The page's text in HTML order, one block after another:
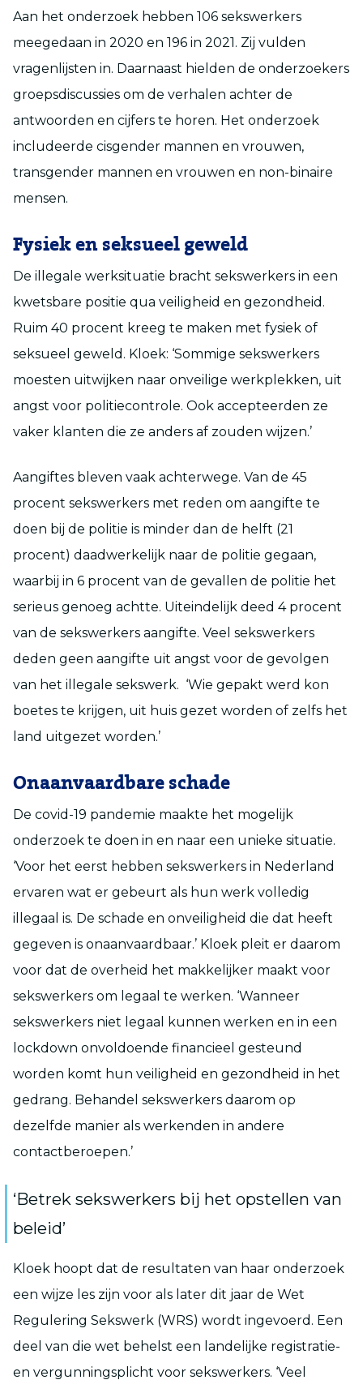
Aan het onderzoek hebben 106 sekswerkers
meegedaan in 2020 en 196 in 2021. Zij vulden
vragenlijsten in. Daarnaast hielden de onderzoekers
groepsdiscussies om de verhalen achter de
antwoorden en cijfers te horen. Het onderzoek
includeerde cisgender mannen en vrouwen,
transgender mannen en vrouwen en non-binaire
mensen.
Fysiek en seksueel geweld
De illegale werksituatie bracht sekswerkers in een
kwetsbare positie qua veiligheid en gezondheid.
Ruim 40 procent kreeg te maken met fysiek of
seksueel geweld. Kloek: ‘Sommige sekswerkers
moesten uitwijken naar onveilige werkplekken, uit
angst voor politiecontrole. Ook accepteerden ze
vaker klanten die ze anders af zouden wijzen.’
Aangiftes bleven vaak achterwege. Van de 45
procent sekswerkers met reden om aangifte te
doen bij de politie is minder dan de helft (21
procent) daadwerkelijk naar de politie gegaan,
waarbij in 6 procent van de gevallen de politie het
serieus genoeg achtte. Uiteindelijk deed 4 procent
van de sekswerkers aangifte. Veel sekswerkers
deden geen aangifte uit angst voor de gevolgen
van het illegale sekswerk. ‘Wie gepakt werd kon
boetes te krijgen, uit huis gezet worden of zelfs het
land uitgezet worden.’
Onaanvaardbare schade
De covid-19 pandemie maakte het mogelijk
onderzoek te doen in en naar een unieke situatie.
‘Voor het eerst hebben sekswerkers in Nederland
ervaren wat er gebeurt als hun werk volledig
illegaal is. De schade en onveiligheid die dat heeft
gegeven is onaanvaardbaar.’ Kloek pleit er daarom
voor dat de overheid het makkelijker maakt voor
sekswerkers om legaal te werken. ‘Wanneer
sekswerkers niet legaal kunnen werken en in een
lockdown onvoldoende financieel gesteund
worden komt hun veiligheid en gezondheid in het
gedrang. Behandel sekswerkers daarom op
dezelfde manier als werkenden in andere
contactberoepen.’
‘Betrek sekswerkers bij het opstellen van
beleid’
Kloek hoopt dat de resultaten van haar onderzoek
een wijze les zijn voor als later dit jaar de Wet
Regulering Sekswerk (WRS) wordt ingevoerd. Een
deel van die wet behelst een landelijke registratie-
en vergunningsplicht voor sekswerkers. ‘Veel